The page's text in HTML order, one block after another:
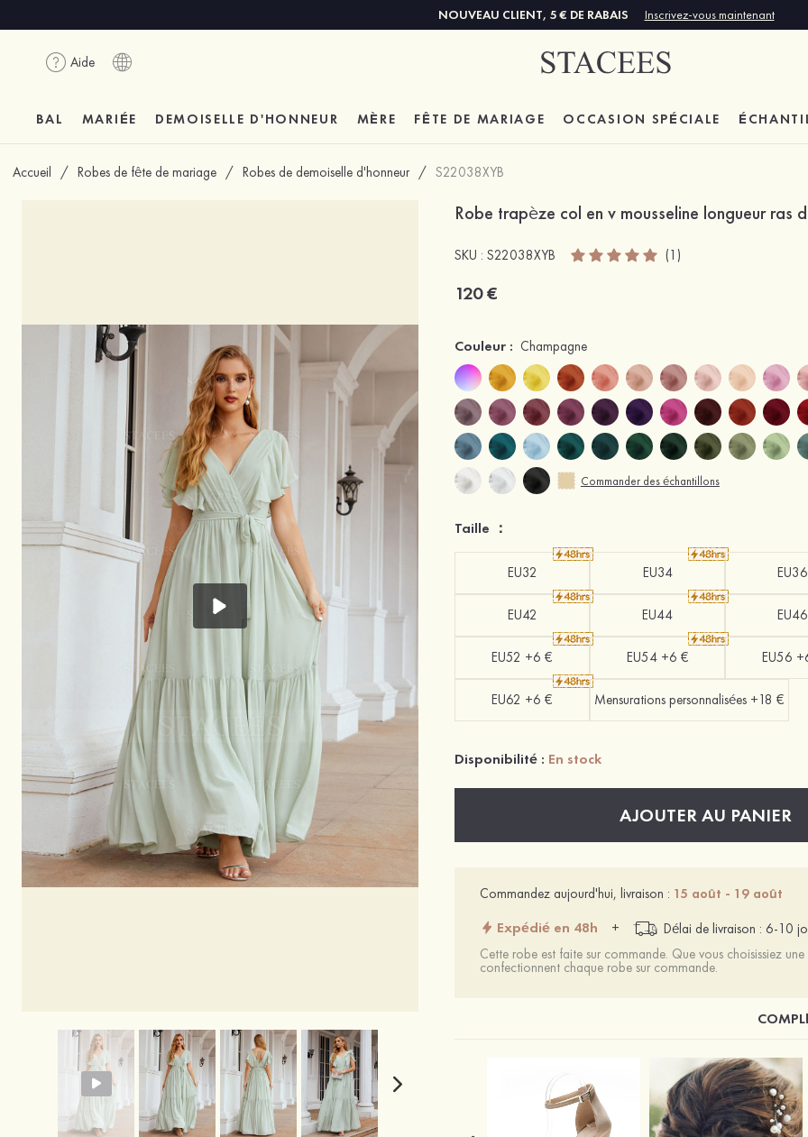
NOUVEAU CLIENT, 5 € DE RABAIS Inscrivez-vous maintenant
Aide
BAL MARIÉE DEMOISELLE D'HONNEUR MÈRE FÊTE DE MARIAGE OCCASION SPÉCIALE
Accueil / Robes de fête de mariage / Robes de demoiselle d'honneur / S22038XYB
Robe trapèze col en v mousseline longueur ras
SKU : S22038XYB (1)
120 €
Couleur : Champagne
Commander des échantillons
Taille ：
EU32 EU34 EU36
EU42 EU44 EU46
EU52 +6 € EU54 +6 € EU56
EU62 +6 € Mensurations personnalisées +18 €
Disponibilité : En stock
AJOUTER AU PANIER
Commandez aujourd'hui, livraison : 15 août - 19 août
Expédié en 48h + Délai de livraison : 6-10
Cette robe est faite sur commande. Que vous choisissiez
confectionnent chaque robe sur commande.